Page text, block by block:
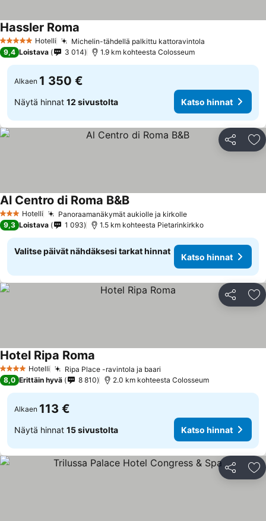
5 Tähtiluokitus
Hotelli Michelin-tähdellä palkittu kattoravintola
Hassler Roma
9,4 Loistava 3 014 1.9 km kohteesta Colosseum
Alkaen 1 350 €
Näytä hinnat 12 sivustolta Katso hinnat
Jaa
3 Tähtiluokitus
Hotelli Panoraamanäkymät aukiolle ja kirkolleKatso hinnat
Al Centro di Roma B&BKatso hinnat
9,3 Loistava 1 093 1.5 km kohteesta Pietarinkirkko
Valitse päivät nähdäksesi tarkat hinnat
Katso hinnat
Jaa
4 Tähtiluokitus
Hotelli Ripa Place -ravintola ja baari
Hotel Ripa Roma
8,0 Erittäin hyvä 8 810 2.0 km kohteesta Colosseum
Alkaen 113 €
Näytä hinnat 15 sivustolta Katso hinnat
Jaa